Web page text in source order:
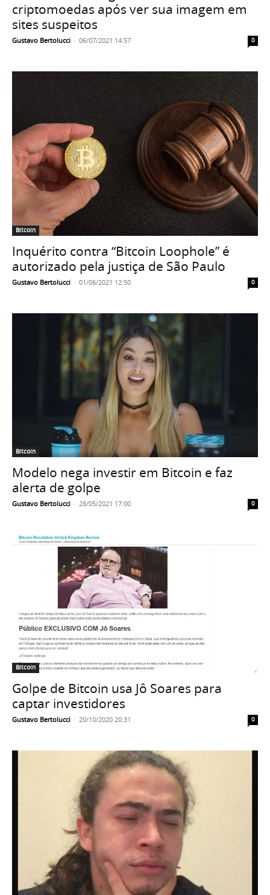
criptomoedas após ver sua imagem em
sites suspeitos
Gustavo Bertolucci - 06/07/2021 14:57 0
Bitcoin
Inquérito contra “Bitcoin Loophole” é
autorizado pela justiça de São Paulo
Gustavo Bertolucci - 01/06/2021 12:50 0
Bitcoin
Modelo nega investir em Bitcoin e faz
alerta de golpe
Gustavo Bertolucci - 28/05/2021 17:00 0
Bitcoin
Golpe de Bitcoin usa Jô Soares para
captar investidores
Gustavo Bertolucci - 20/10/2020 20:31 0